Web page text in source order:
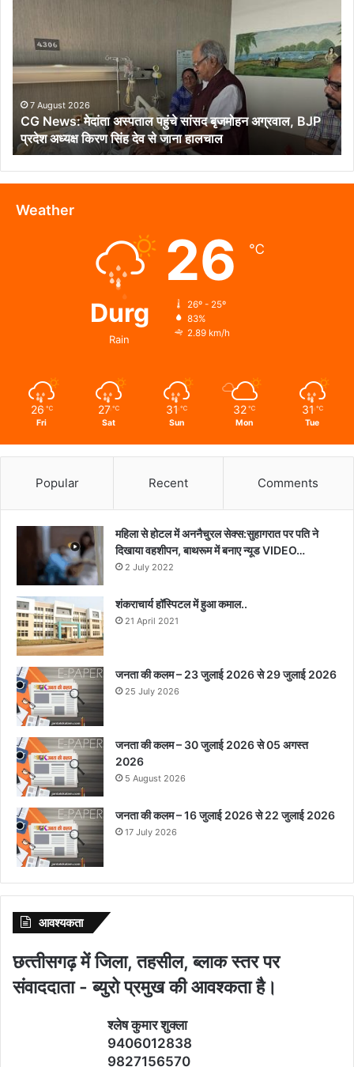
अस्पताल
पहुंचे
सांसद
बृजमोहन
अग्रवाल,
BJP
प्रदेश
अध्यक्ष
किरण
सिंह
देव
7 August 2026
CG News: मेदांता अस्पताल पहुंचे सांसद बृजमोहन अग्रवाल, BJP
प्रदेश अध्यक्ष किरण सिंह देव से जाना हालचाल
Weather
Durg
Rain
26 ℃
26º - 25º
83%
2.89 km/h
26 ℃
Fri
27 ℃
Sat
31 ℃
Sun
32 ℃
Mon
31 ℃
Tue
Popular Recent Comments
महिला से होटल में अननैचुरल सेक्स:सुहागरात पर पति ने
दिखाया वहशीपन, बाथरूम में बनाए न्यूड VIDEO…
2 July 2022
शंकराचार्य हॉस्पिटल में हुआ कमाल..
21 April 2021
जनता की कलम – 23 जुलाई 2026 से 29 जुलाई 2026
25 July 2026
जनता की कलम – 30 जुलाई 2026 से 05 अगस्त
2026
5 August 2026
जनता की कलम – 16 जुलाई 2026 से 22 जुलाई 2026
17 July 2026
आवश्‍यकता
छत्‍तीसगढ़ में जिला, तहसील, ब्‍लाक स्‍तर पर
संवाददाता - ब्‍युरो प्रमुख की आवश्‍कता है।
श्‍लेष कुमार शुक्‍ला
9406012838
9827156570